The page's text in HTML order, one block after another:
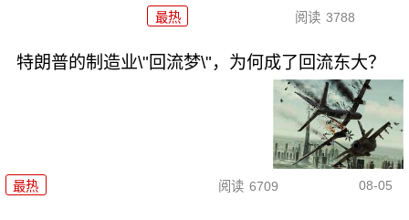
最热 阅读 3788
特朗普的制造业\"回流梦\"，为何成了回流东大？
最热 阅读 6709 08-05